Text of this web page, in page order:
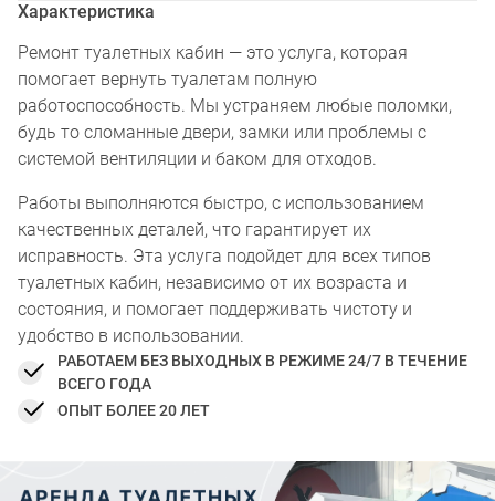
Характеристика
Ремонт туалетных кабин — это услуга, которая
помогает вернуть туалетам полную
работоспособность. Мы устраняем любые поломки,
будь то сломанные двери, замки или проблемы с
системой вентиляции и баком для отходов.
Работы выполняются быстро, с использованием
качественных деталей, что гарантирует их
исправность. Эта услуга подойдет для всех типов
туалетных кабин, независимо от их возраста и
состояния, и помогает поддерживать чистоту и
удобство в использовании.
РАБОТАЕМ БЕЗ ВЫХОДНЫХ В РЕЖИМЕ 24/7 В ТЕЧЕНИЕ
ВСЕГО ГОДА
ОПЫТ БОЛЕЕ 20 ЛЕТ